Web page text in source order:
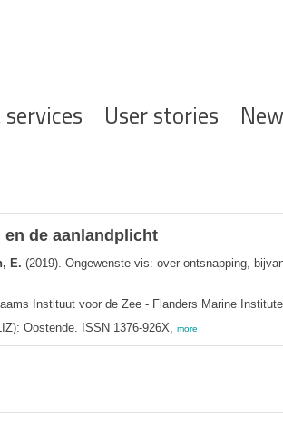
User stories
de aanlandplicht
E. (2019). Ongewenste vis: over ontsnapping,
Instituut voor de Zee - Flanders Marine
Oostende. ISSN 1376-926X, more